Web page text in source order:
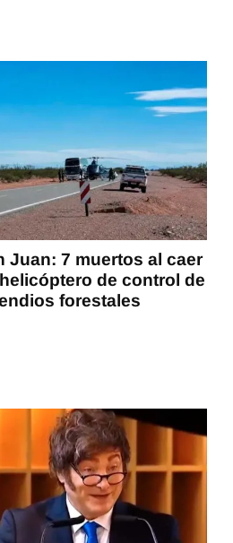
Juan: 7 muertos al caer
de control de
forestales